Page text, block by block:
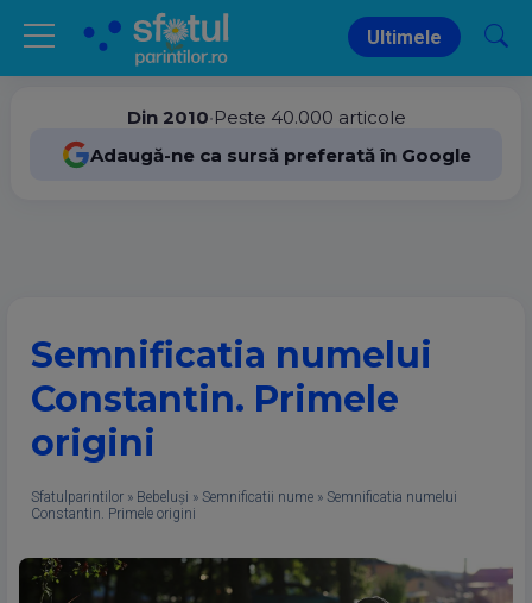
Ultimele
Din 2010•Peste 40.000 articole
Adaugă-ne ca sursă preferată în Google
Semnificatia numelui
Constantin. Primele
origini
Sfatulparintilor » Bebeluși » Semnificatii nume » Semnificatia numelui
Constantin. Primele origini